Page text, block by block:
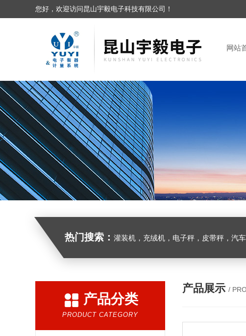
您好，欢迎访问昆山宇毅电子科技有限公司！
网站
热门搜索： 灌装机，充绒机，电子秤，皮带秤，汽
产品分类
PRODUCT CATEGORY
产品展示 /